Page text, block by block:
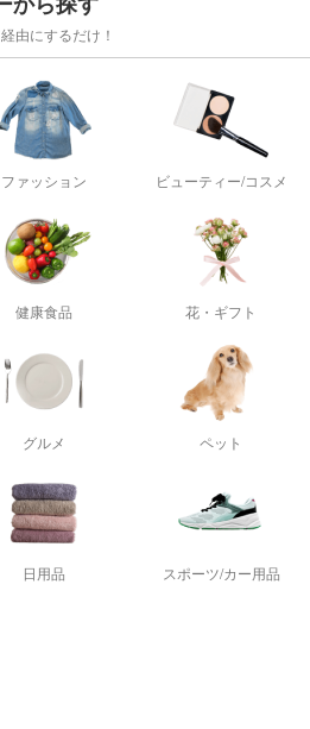
由にするだけ！
ファッション ビューティー/コスメ
健康食品 花・ギフト
グルメ ペット
日用品 スポーツ/カー用品